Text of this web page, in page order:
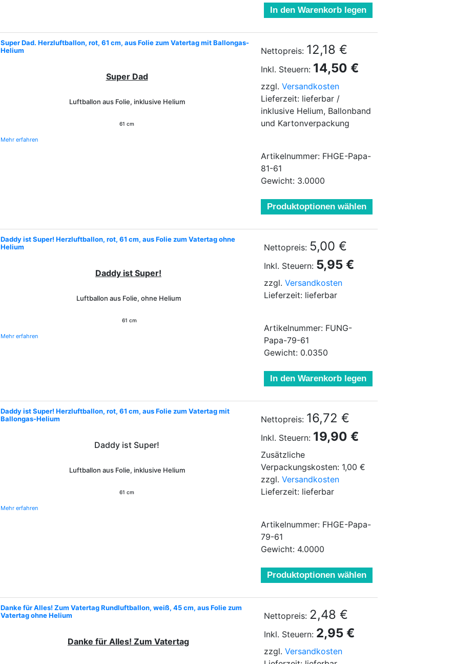
In den Warenkorb legen
Super Dad. Herzluftballon, rot, 61 cm, aus Folie zum Vatertag mit Ballongas-
Helium
Super Dad
Luftballon aus Folie, inklusive Helium
61 cm
Mehr erfahren
Nettopreis: 12,18 €
Inkl. Steuern: 14,50 €
zzgl. Versandkosten
Lieferzeit: lieferbar /
inklusive Helium, Ballonband
und Kartonverpackung
Artikelnummer: FHGE-Papa-
81-61
Gewicht: 3.0000
Produktoptionen wählen
Daddy ist Super! Herzluftballon, rot, 61 cm, aus Folie zum Vatertag ohne
Helium
Daddy ist Super!
Luftballon aus Folie, ohne Helium
61 cm
Mehr erfahren
Nettopreis: 5,00 €
Inkl. Steuern: 5,95 €
zzgl. Versandkosten
Lieferzeit: lieferbar
Artikelnummer: FUNG-
Papa-79-61
Gewicht: 0.0350
In den Warenkorb legen
Daddy ist Super! Herzluftballon, rot, 61 cm, aus Folie zum Vatertag mit
Ballongas-Helium
Daddy ist Super!
Luftballon aus Folie, inklusive Helium
61 cm
Mehr erfahren
Nettopreis: 16,72 €
Inkl. Steuern: 19,90 €
Zusätzliche
Verpackungskosten: 1,00 €
zzgl. Versandkosten
Lieferzeit: lieferbar
Artikelnummer: FHGE-Papa-
79-61
Gewicht: 4.0000
Produktoptionen wählen
Danke für Alles! Zum Vatertag Rundluftballon, weiß, 45 cm, aus Folie zum
Vatertag ohne Helium
Danke für Alles! Zum Vatertag
Nettopreis: 2,48 €
Inkl. Steuern: 2,95 €
zzgl. Versandkosten